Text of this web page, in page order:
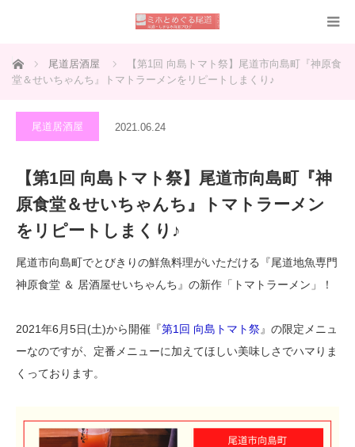
ホーム 尾道居酒屋
【第1回 向島トマト祭】尾道市向島町『神原食
堂＆せいちゃんち』トマトラーメンをリピートしまくり♪
尾道居酒屋 2021.06.24
【第1回 向島トマト祭】尾道市向島町『神
原食堂＆せいちゃんち』トマトラーメン
をリピートしまくり♪
尾道市向島町でとびきりの鮮魚料理がいただける『尾道地魚専門
神原食堂 ＆ 居酒屋せいちゃんち』の新作「トマトラーメン」！
2021年6月5日(土)から開催『第1回 向島トマト祭』の限定メニュ
ーなのですが、定番メニューに加えてほしい美味しさでハマりま
くっております。